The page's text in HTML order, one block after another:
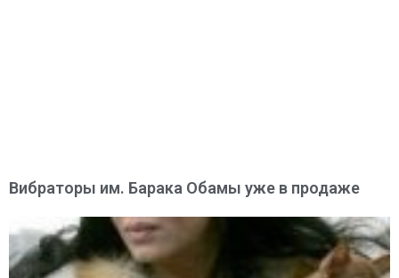
Вибраторы им. Барака Обамы уже в продаже